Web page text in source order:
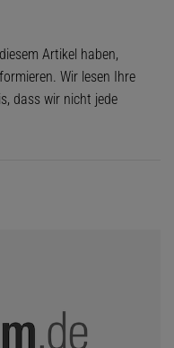
Artikel haben,
Wir lesen Ihre
dass wir nicht jede